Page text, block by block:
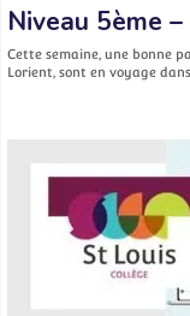
Niveau 5ème
Cette semaine, une bonne
Lorient, sont en voyage